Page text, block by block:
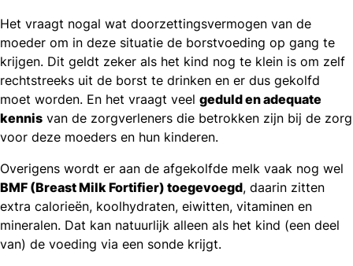
Het vraagt nogal wat doorzettingsvermogen van de
moeder om in deze situatie de borstvoeding op gang te
krijgen. Dit geldt zeker als het kind nog te klein is om zelf
rechtstreeks uit de borst te drinken en er dus gekolfd
moet worden. En het vraagt veel geduld en adequate
kennis van de zorgverleners die betrokken zijn bij de zorg
voor deze moeders en hun kinderen.
Overigens wordt er aan de afgekolfde melk vaak nog wel
BMF (Breast Milk Fortifier) toegevoegd, daarin zitten
extra calorieën, koolhydraten, eiwitten, vitaminen en
mineralen. Dat kan natuurlijk alleen als het kind (een deel
van) de voeding via een sonde krijgt.